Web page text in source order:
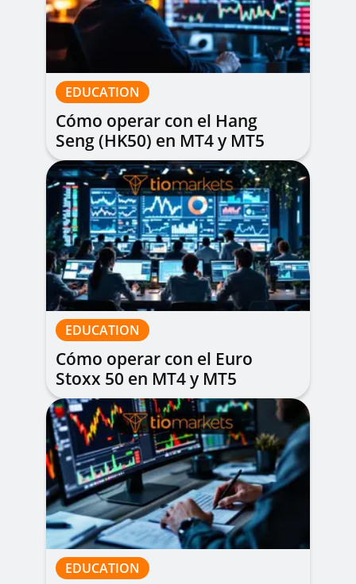
EDUCATION
Cómo operar con el Hang
Seng (HK50) en MT4 y MT5
EDUCATION
Cómo operar con el Euro
Stoxx 50 en MT4 y MT5
EDUCATION